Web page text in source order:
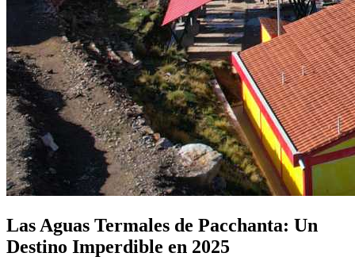
Las Aguas Termales de Pacchanta: Un
Destino Imperdible en 2025